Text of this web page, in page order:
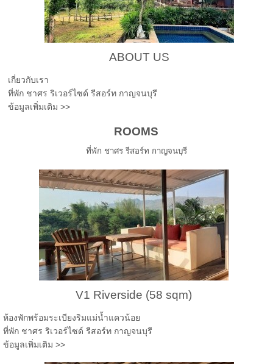
ABOUT US
เกี่ยวกับเรา
ที่พัก ชาศร ริเวอร์ไซด์ รีสอร์ท กาญจนบุรี
ข้อมูลเพิ่มเติม >>
ROOMS
ที่พัก ชาศร รีสอร์ท กาญจนบุรี
V1 Riverside (58 sqm)
ห้องพักพร้อมระเบียงริมแม่น้ำแควน้อย
ที่พัก ชาศร ริเวอร์ไซด์ รีสอร์ท กาญจนบุรี
ข้อมูลเพิ่มเติม >>